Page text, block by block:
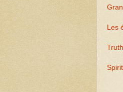
Les